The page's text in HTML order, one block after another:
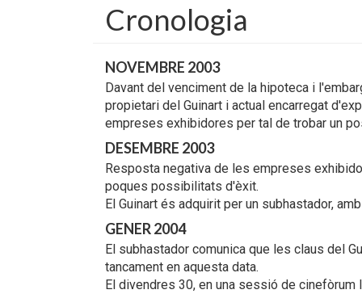
Cronologia
NOVEMBRE 2003
Davant del venciment de la hipoteca i
propietari del Guinart i actual encarregat
empreses exhibidores per tal de trobar un
DESEMBRE 2003
Resposta negativa de les empreses
poques possibilitats d'èxit.
El Guinart és adquirit per un subhastador,
GENER 2004
El subhastador comunica que les claus del
tancament en aquesta data.
El divendres 30, en una sessió de